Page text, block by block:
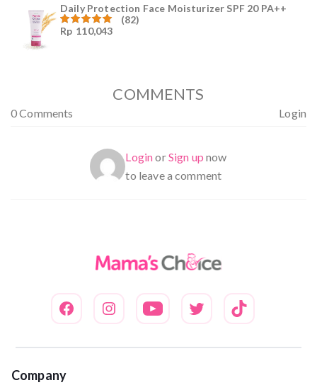
Daily Protection Face Moisturizer SPF 20 PA++
Dinilai
(82)
Rp 110,043
COMMENTS
0 Comments Login
LoginorSign up now
to leave a comment
Company